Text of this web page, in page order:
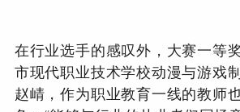
在行业选手的感叹外，大赛一等
市现代职业技术学校动漫与游戏
赵崝，作为职业教育一线的教师